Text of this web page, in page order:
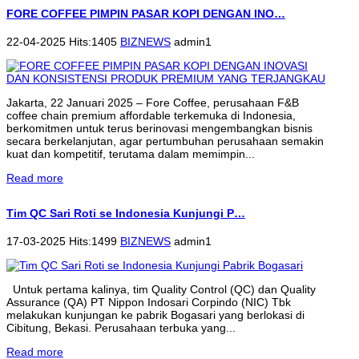
FORE COFFEE PIMPIN PASAR KOPI DENGAN INO…
22-04-2025 Hits:1405 BIZNEWS admin1
Jakarta, 22 Januari 2025 – Fore Coffee, perusahaan F&B
coffee chain premium affordable terkemuka di Indonesia,
berkomitmen untuk terus berinovasi mengembangkan bisnis
secara berkelanjutan, agar pertumbuhan perusahaan semakin
kuat dan kompetitif, terutama dalam memimpin...
Read more
Tim QC Sari Roti se Indonesia Kunjungi P…
17-03-2025 Hits:1499 BIZNEWS admin1
Untuk pertama kalinya, tim Quality Control (QC) dan Quality
Assurance (QA) PT Nippon Indosari Corpindo (NIC) Tbk
melakukan kunjungan ke pabrik Bogasari yang berlokasi di
Cibitung, Bekasi. Perusahaan terbuka yang...
Read more